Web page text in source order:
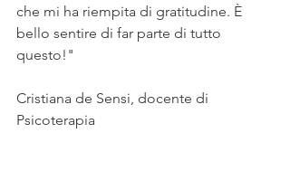
che mi ha riempita di gratitudine. È
bello sentire di far parte di tutto
questo!"
Cristiana de Sensi, docente di
Psicoterapia